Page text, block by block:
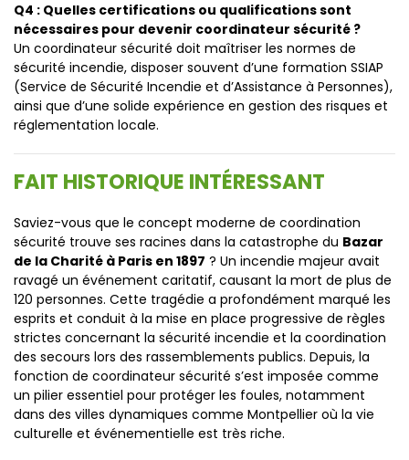
Q4 : Quelles certifications ou qualifications sont
nécessaires pour devenir coordinateur sécurité ?
Un coordinateur sécurité doit maîtriser les normes de
sécurité incendie, disposer souvent d’une formation SSIAP
(Service de Sécurité Incendie et d’Assistance à Personnes),
ainsi que d’une solide expérience en gestion des risques et
réglementation locale.
FAIT HISTORIQUE INTÉRESSANT
Saviez-vous que le concept moderne de coordination
sécurité trouve ses racines dans la catastrophe du Bazar
de la Charité à Paris en 1897 ? Un incendie majeur avait
ravagé un événement caritatif, causant la mort de plus de
120 personnes. Cette tragédie a profondément marqué les
esprits et conduit à la mise en place progressive de règles
strictes concernant la sécurité incendie et la coordination
des secours lors des rassemblements publics. Depuis, la
fonction de coordinateur sécurité s’est imposée comme
un pilier essentiel pour protéger les foules, notamment
dans des villes dynamiques comme Montpellier où la vie
culturelle et événementielle est très riche.